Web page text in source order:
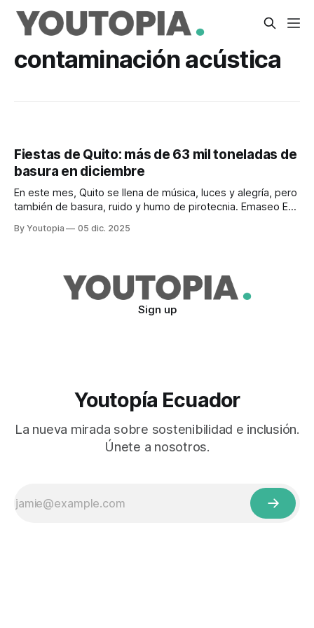
contaminación acústica
Fiestas de Quito: más de 63 mil toneladas de
basura en diciembre
En este mes, Quito se llena de música, luces y alegría, pero
también de basura, ruido y humo de pirotecnia. Emaseo EP
By Youtopia 05 dic. 2025
Sign up
Youtopía Ecuador
La nueva mirada sobre sostenibilidad e inclusión.
Únete a nosotros.